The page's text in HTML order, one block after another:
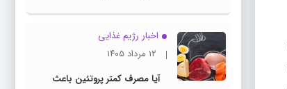
اخبار رژیم غذایی
۱۲ مرداد ۱۴۰۵
آیا مصرف کمتر پروتئین باعث